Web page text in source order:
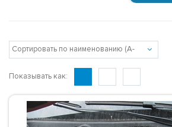
Показывать как: